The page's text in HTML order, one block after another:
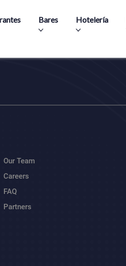
Bares Hotelería
Our Team
Careers
FAQ
Partners